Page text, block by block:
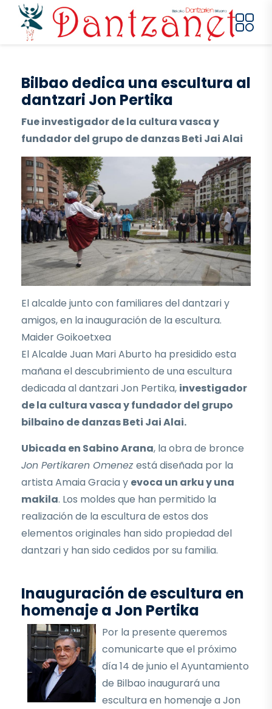
Pasar al contenido principal
Bilbao dedica una escultura al
dantzari Jon Pertika
Fue investigador de la cultura vasca y
fundador del grupo de danzas Beti Jai Alai
El alcalde junto con familiares del dantzari y
amigos, en la inauguración de la escultura.
Maider Goikoetxea
El Alcalde Juan Mari Aburto ha presidido esta
mañana el descubrimiento de una escultura
dedicada al dantzari Jon Pertika, investigador
de la cultura vasca y fundador del grupo
bilbaino de danzas Beti Jai Alai.
Ubicada en Sabino Arana, la obra de bronce
Jon Pertikaren Omenezestá diseñada por la
artista Amaia Gracia y evoca un arku y una
makila. Los moldes que han permitido la
realización de la escultura de estos dos
elementos originales han sido propiedad del
dantzari y han sido cedidos por su familia.
Inauguración de escultura en
homenaje a Jon Pertika
Por la presente queremos
comunicarte que el próximo
día 14 de junio el Ayuntamiento
de Bilbao inaugurará una
escultura en homenaje a Jon